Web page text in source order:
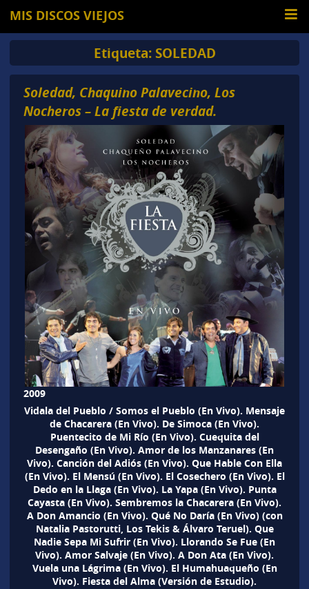
MIS DISCOS VIEJOS
Etiqueta: SOLEDAD
Soledad, Chaquino Palavecino, Los
Nocheros – La fiesta de verdad.
2009
Vidala del Pueblo / Somos el Pueblo (En Vivo). Mensaje
de Chacarera (En Vivo). De Simoca (En Vivo).
Puentecito de Mi Río (En Vivo). Cuequita del
Desengaño (En Vivo). Amor de los Manzanares (En
Vivo). Canción del Adiós (En Vivo). Que Hable Con Ella
(En Vivo). El Mensú (En Vivo). El Cosechero (En Vivo). El
Dedo en la Llaga (En Vivo). La Yapa (En Vivo). Punta
Cayasta (En Vivo). Sembremos la Chacarera (En Vivo).
A Don Amancio (En Vivo). Qué No Daría (En Vivo) (con
Natalia Pastorutti, Los Tekis & Álvaro Teruel). Que
Nadie Sepa Mi Sufrir (En Vivo). Llorando Se Fue (En
Vivo). Amor Salvaje (En Vivo). A Don Ata (En Vivo).
Vuela una Lágrima (En Vivo). El Humahuaqueño (En
Vivo). Fiesta del Alma (Versión de Estudio).